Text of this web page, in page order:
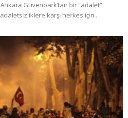
Güvenpark’tan bir “adalet”
karşı herkes için...